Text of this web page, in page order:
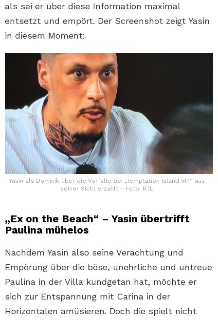
als sei er über diese Information maximal
entsetzt und empört. Der Screenshot zeigt Yasin
in diesem Moment:
Yasin als Dominik über die Vorfälle bei „Temptation Island VIP“ aus
seiner Sicht erzählt – Foto: RTL
„Ex on the Beach“ – Yasin übertrifft
Paulina mühelos
Nachdem Yasin also seine Verachtung und
Empörung über die böse, unehrliche und untreue
Paulina in der Villa kundgetan hat, möchte er
sich zur Entspannung mit Carina in der
Horizontalen amüsieren. Doch die spielt nicht